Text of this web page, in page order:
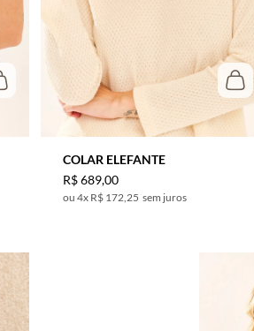
COLAR ELEFANTE
R$689,00
4x R$ 172,25 sem juros